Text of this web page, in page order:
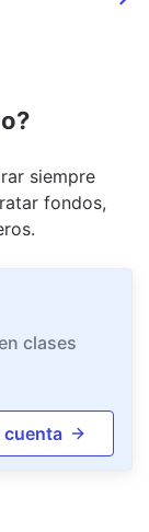
siempre
fondos,
clases
cuenta